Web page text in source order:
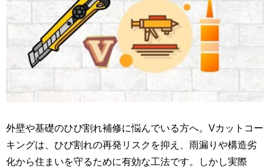
外壁や基礎のひび割れ補修に悩んでいる方へ。Vカットコー
キングは、ひび割れの再発リスクを抑え、雨漏りや構造劣
化から住まいを守るために有効な工法です。しかし実際